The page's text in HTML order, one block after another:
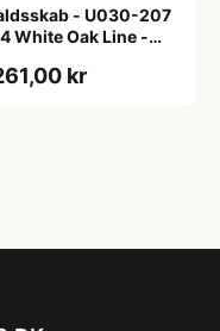
- U030-207
White Oak Line -
kr